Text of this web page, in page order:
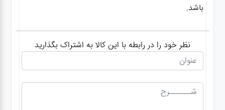
باشد.
نظر خود را در رابطه با این کالا به اشتراک بگذارید